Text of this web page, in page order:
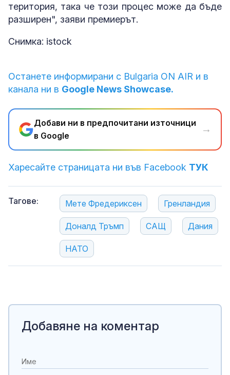
територия, така че този процес може да бъде
разширен", заяви премиерът.
Снимка: istock
Останете информирани с Bulgaria ON AIR и в
канала ни в Google News Showcase.
Добави ни в предпочитани източници
в Google
→
Харесайте страницата ни във Facebook ТУК
Тагове: Мете Фредериксен Гренландия
Доналд Тръмп САЩ Дания
НАТО
Добавяне на коментар